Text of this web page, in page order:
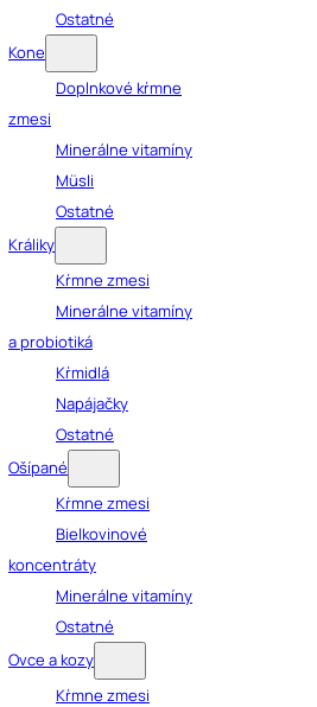
Ostatné
Kone
Doplnkové kŕmne
zmesi
Minerálne vitamíny
Müsli
Ostatné
Králiky
Kŕmne zmesi
Minerálne vitamíny
a probiotiká
Kŕmidlá
Napájačky
Ostatné
Ošípané
Kŕmne zmesi
Bielkovinové
koncentráty
Minerálne vitamíny
Ostatné
Ovce a kozy
Kŕmne zmesi